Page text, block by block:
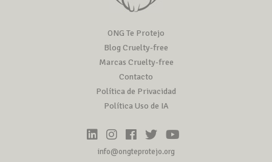
ONG Te Protejo
Blog Cruelty-free
Marcas Cruelty-free
Contacto
Política de Privacidad
Política Uso de IA
info@ongteprotejo.org